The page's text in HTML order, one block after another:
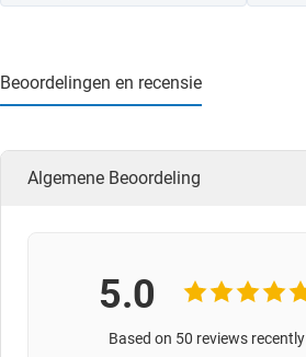
Beoordelingen en recensie
Algemene Beoordeling
5.0
Based on 50 reviews recently